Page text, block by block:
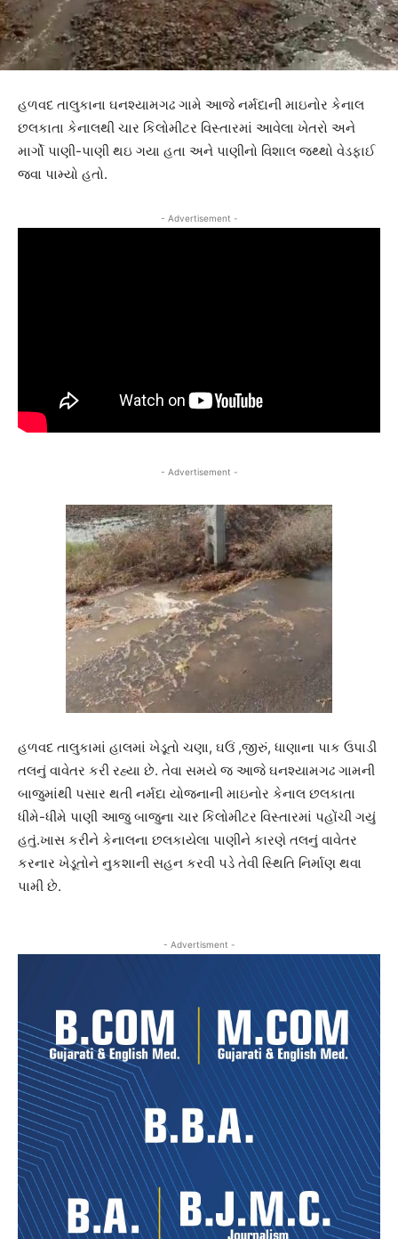
હળવદ તાલુકાના ઘનશ્યામગઢ ગામે આજે નર્મદાની માઇનોર કેનાલ
છલકાતા કેનાલથી ચાર કિલોમીટર વિસ્તારમાં આવેલા ખેતરો અને
માર્ગો પાણી-પાણી થઇ ગયા હતા અને પાણીનો વિશાલ જથ્થો વેડફાઈ
જવા પામ્યો હતો.
- Advertisement -
- Advertisement -
હળવદ તાલુકામાં હાલમાં ખેડૂતો ચણા, ઘઉં ,જીરું, ધાણાના પાક ઉપાડી
તલનું વાવેતર કરી રહ્યા છે. તેવા સમયે જ આજે ઘનશ્યામગઢ ગામની
બાજુમાંથી પસાર થતી નર્મદા યોજનાની માઇનોર કેનાલ છલકાતા
ધીમે-ધીમે પાણી આજુ બાજુના ચાર કિલોમીટર વિસ્તારમાં પહોંચી ગયું
હતું.ખાસ કરીને કેનાલના છલકાયેલા પાણીને કારણે તલનું વાવેતર
કરનાર ખેડૂતોને નુકશાની સહન કરવી પડે તેવી સ્થિતિ નિર્માણ થવા
પામી છે.
- Advertisment -